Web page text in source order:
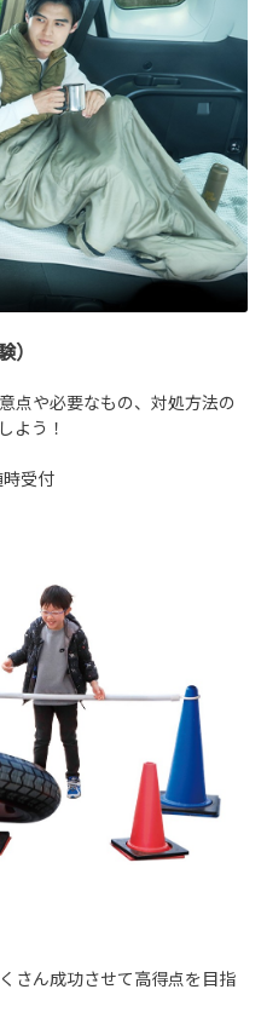
点や必要なもの、対処方法の
よう！
受付
さん成功させて高得点を目指